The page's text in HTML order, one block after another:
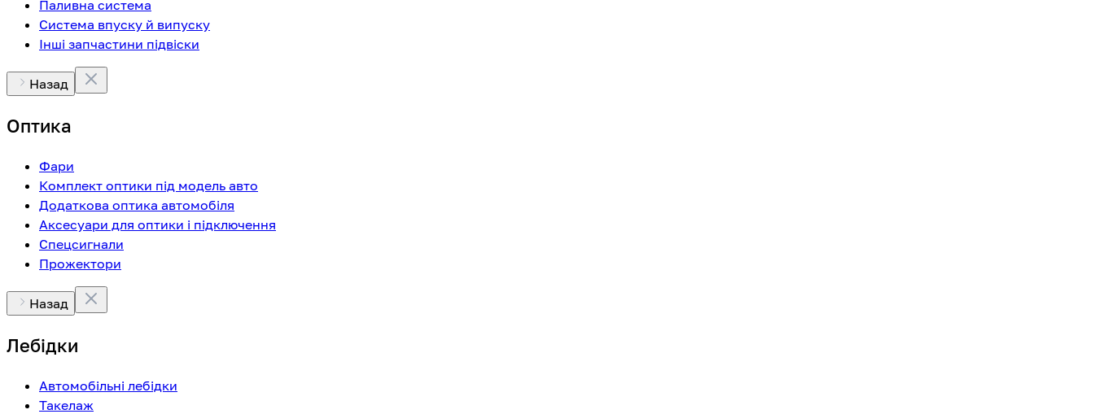
Паливна система
Система впуску й випуску
Інші запчастини підвіски
Назад
Оптика
Фари
Комплект оптики під модель авто
Додаткова оптика автомобіля
Аксесуари для оптики і підключення
Спецсигнали
Прожектори
Назад
Лебідки
Автомобільні лебідки
Такелаж